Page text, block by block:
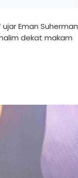
Eman Suherman
dekat makam